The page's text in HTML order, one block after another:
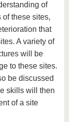
of
these sites,
that
A variety of
will be
to these sites.
be discussed
skills will then
of a site